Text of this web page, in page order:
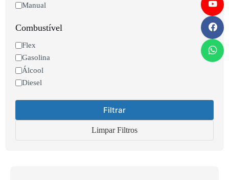
Manual
Combustível
Flex
Gasolina
Álcool
Diesel
Filtrar
Limpar Filtros